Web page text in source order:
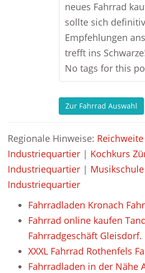
neues Fahrrad
sollte sich
Empfehlungen
trefft ins
No tags for this
Zur Fahrrad Auswahl
Regionale Hinweise:
Industriequartier | Kochkurs
Industriequartier |
Industriequartier
Fahrradladen Kronach
Fahrrad online kaufen
Fahrradgeschäft Gleisdorf.
XXXL Fahrrad Rothenfels
Fahrradladen in der Nähe